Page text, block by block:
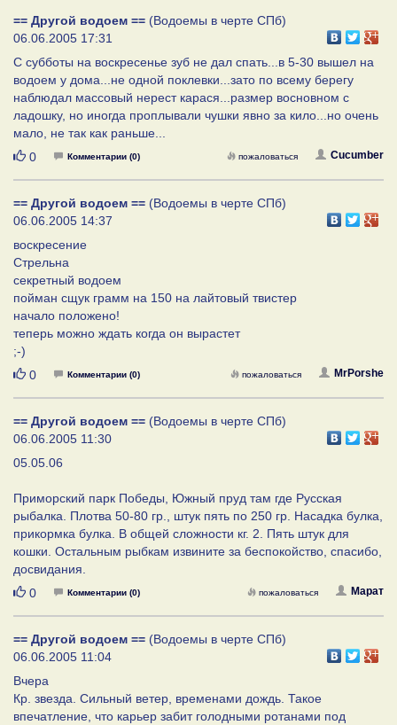
== Другой водоем == (Водоемы в черте СПб)
06.06.2005 17:31
С субботы на воскресенье зуб не дал спать...в 5-30 вышел на
водоем у дома...не одной поклевки...зато по всему берегу
наблюдал массовый нерест карася...размер восновном с
ладошку, но иногда проплывали чушки явно за кило...но очень
мало, не так как раньше...
Нравится
0 Комментарии (0) Cucumber
пожаловаться
== Другой водоем == (Водоемы в черте СПб)
06.06.2005 14:37
воскресение
Стрельна
секретный водоем
пойман сщук грамм на 150 на лайтовый твистер
начало положено!
теперь можно ждать когда он вырастет
;-)
Нравится
0 Комментарии (0) MrPorshe
пожаловаться
== Другой водоем == (Водоемы в черте СПб)
06.06.2005 11:30
05.05.06
Приморский парк Победы, Южный пруд там где Русская
рыбалка. Плотва 50-80 гр., штук пять по 250 гр. Насадка булка,
прикормка булка. В общей сложности кг. 2. Пять штук для
кошки. Остальным рыбкам извините за беспокойство, спасибо,
досвидания.
Нравится
0 Комментарии (0) Марат
пожаловаться
== Другой водоем == (Водоемы в черте СПб)
06.06.2005 11:04
Вчера
Кр. звезда. Сильный ветер, временами дождь. Такое
впечатление, что карьер забит голодными ротанами под